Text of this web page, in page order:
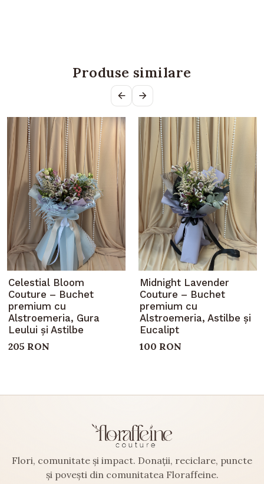
Produse similare
Celestial Bloom
Couture – Buchet
premium cu
Alstroemeria, Gura
Leului și Astilbe
205 RON
Midnight Lavender
Couture – Buchet
premium cu
Alstroemeria, Astilbe și
Eucalipt
100 RON
Flori, comunitate și impact. Donații, reciclare, puncte
și povești din comunitatea Floraffeine.